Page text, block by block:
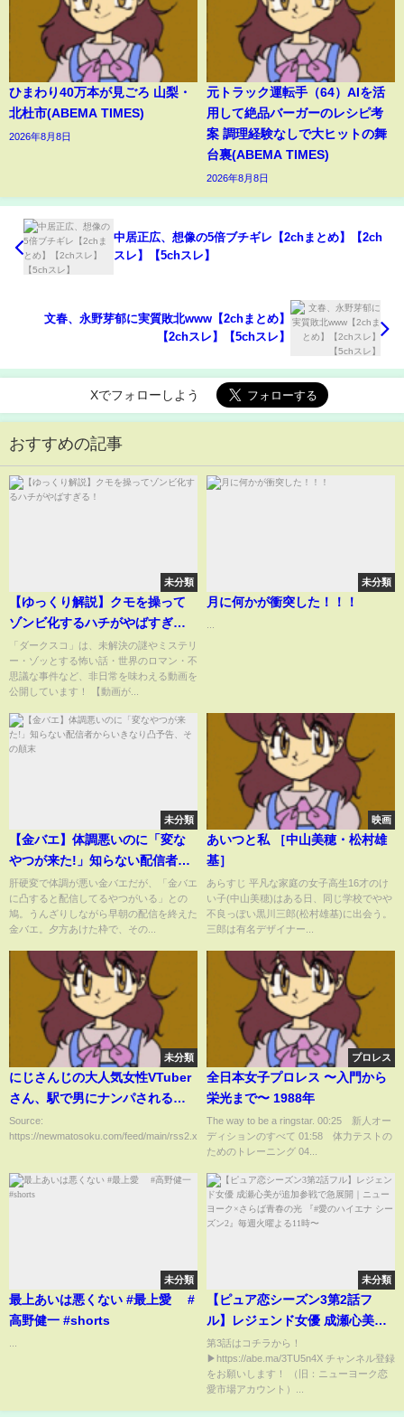
ひまわり40万本が見ごろ 山梨・
北杜市(ABEMA TIMES)
2026年8月8日
元トラック運転手（64）AIを活
用して絶品バーガーのレシピ考
案 調理経験なしで大ヒットの舞
台裏(ABEMA TIMES)
2026年8月8日
中居正広、想像の5倍ブチギレ【2chまとめ】【2ch
スレ】【5chスレ】
文春、永野芽郁に実質敗北www【2chまとめ】
【2chスレ】【5chスレ】
Xでフォローしよう
おすすめの記事
未分類
【ゆっくり解説】クモを操って
ゾンビ化するハチがやばすぎ
る！
「ダークスコ」は、未解決の謎やミステリ
ー・ゾッとする怖い話・世界のロマン・不
思議な事件など、非日常を味わえる動画を
公開しています！ 【動画が...
未分類
月に何かが衝突した！！！
未分類
【金バエ】体調悪いのに「変な
やつが来た!」知らない配信者か
らいきなり凸予告、その顛末
肝硬変で体調が悪い金バエだが、「金バエ
に凸すると配信してるやつがいる」との
鳩。うんざりしながら早朝の配信を終えた
金バエ。夕方あけた枠で、その...
映画
あいつと私 ［中山美穂・松村雄
基］
あらすじ 平凡な家庭の女子高生16才のけ
い子(中山美穂)はある日、同じ学校でやや
不良っぽい黒川三郎(松村雄基)に出会う。
三郎は有名デザイナー...
未分類
にじさんじの大人気女性VTuber
さん、駅で男にナンパされる→
結果・・・
Source:
https://newmatosoku.com/feed/main/rss2.xml...
プロレス
全日本女子プロレス 〜入門から
栄光まで〜 1988年
The way to be a ringstar. 00:25 新人オー
ディションのすべて 01:58 体力テストの
ためのトレーニング 04...
未分類
最上あいは悪くない #最上愛 #
高野健一 #shorts
未分類
【ピュア恋シーズン3第2話フ
ル】レジェンド女優 成瀬心美が
追加参戦で急展開｜ニューヨー
ク×さらば青春の光 『#愛のハイ
エナ シーズン2』毎週火曜よる
第3話はコチラから！
▶https://abe.ma/3TU5n4X チャンネル登録
をお願いします！ （旧：ニューヨーク恋
愛市場アカウント）...